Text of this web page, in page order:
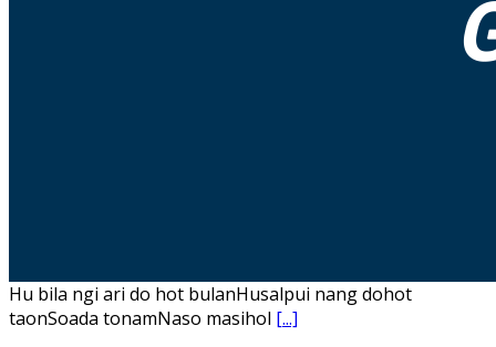
Hu bila ngi ari do hot bulanHusalpui nang dohot
taonSoada tonamNaso masihol [...]